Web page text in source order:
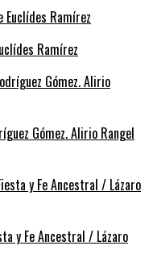
Ramírez
Gómez. Alirio Rangel
y Fe Ancestral / Lázaro